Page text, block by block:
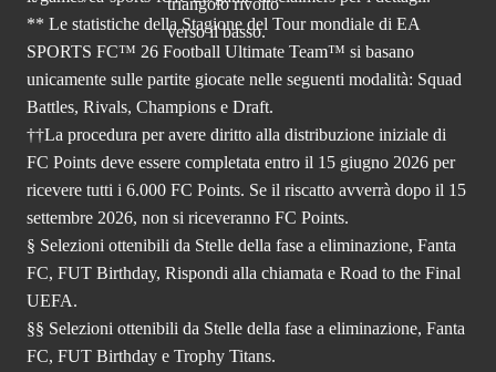
** Le statistiche della Stagione del Tour mondiale di EA
SPORTS FC™ 26 Football Ultimate Team™ si basano
unicamente sulle partite giocate nelle seguenti modalità: Squad
Battles, Rivals, Champions e Draft.
††La procedura per avere diritto alla distribuzione iniziale di
FC Points deve essere completata entro il 15 giugno 2026 per
ricevere tutti i 6.000 FC Points. Se il riscatto avverrà dopo il 15
settembre 2026, non si riceveranno FC Points.
§ Selezioni ottenibili da Stelle della fase a eliminazione, Fanta
FC, FUT Birthday, Rispondi alla chiamata e Road to the Final
UEFA.
§§ Selezioni ottenibili da Stelle della fase a eliminazione, Fanta
FC, FUT Birthday e Trophy Titans.